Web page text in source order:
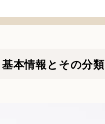
本情報とその分類